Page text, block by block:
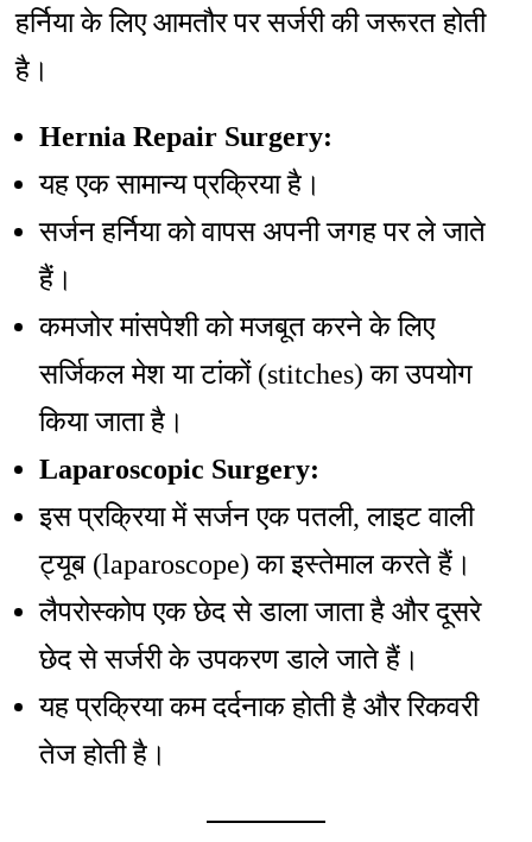
हर्निया के लिए आमतौर पर सर्जरी की जरूरत होती
है।
Hernia Repair Surgery:
यह एक सामान्य प्रक्रिया है।
सर्जन हर्निया को वापस अपनी जगह पर ले जाते
हैं।
कमजोर मांसपेशी को मजबूत करने के लिए
सर्जिकल मेश या टांकों (stitches) का उपयोग
किया जाता है।
Laparoscopic Surgery:
इस प्रक्रिया में सर्जन एक पतली, लाइट वाली
ट्यूब (laparoscope) का इस्तेमाल करते हैं।
लैपरोस्कोप एक छेद से डाला जाता है और दूसरे
छेद से सर्जरी के उपकरण डाले जाते हैं।
यह प्रक्रिया कम दर्दनाक होती है और रिकवरी
तेज होती है।